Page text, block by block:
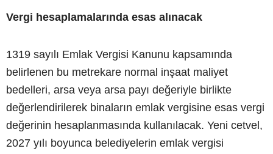
Vergi hesaplamalarında esas alınacak
1319 sayılı Emlak Vergisi Kanunu kapsamında
belirlenen bu metrekare normal inşaat maliyet
bedelleri, arsa veya arsa payı değeriyle birlikte
değerlendirilerek binaların emlak vergisine esas vergi
değerinin hesaplanmasında kullanılacak. Yeni cetvel,
2027 yılı boyunca belediyelerin emlak vergisi